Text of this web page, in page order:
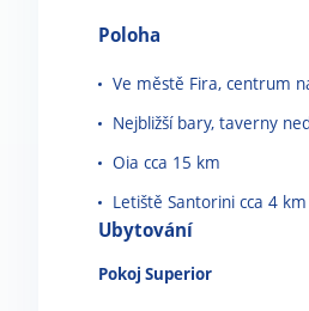
Poloha
Ve městě Fira, centrum
Nejbližší bary, taverny
Oia cca 15 km
Letiště Santorini cca 4 km
Ubytování
Pokoj Superior